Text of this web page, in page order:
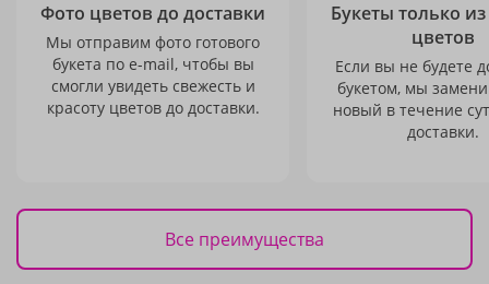
Фото цветов до доставки
Мы отправим фото готового
букета по e-mail, чтобы вы
смогли увидеть свежесть и
красоту цветов до доставки.
Букеты только
цветов
Если вы не будете
букетом, мы
новый в течение
доставки.
Все преимущества